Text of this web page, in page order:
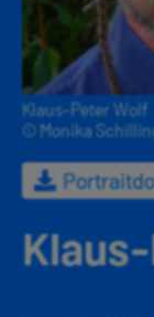
Klaus-Peter Wolf
© Monika